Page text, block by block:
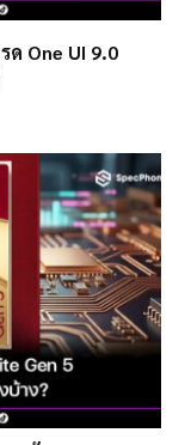
ด One UI 9.0